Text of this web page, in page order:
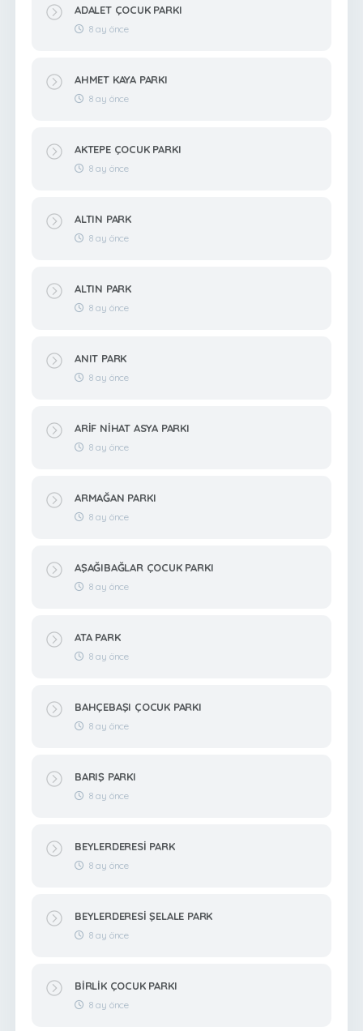
ADALET ÇOCUK PARKI
8 ay önce
AHMET KAYA PARKI
8 ay önce
AKTEPE ÇOCUK PARKI
8 ay önce
ALTIN PARK
8 ay önce
ALTIN PARK
8 ay önce
ANIT PARK
8 ay önce
ARİF NİHAT ASYA PARKI
8 ay önce
ARMAĞAN PARKI
8 ay önce
AŞAĞIBAĞLAR ÇOCUK PARKI
8 ay önce
ATA PARK
8 ay önce
BAHÇEBAŞI ÇOCUK PARKI
8 ay önce
BARIŞ PARKI
8 ay önce
BEYLERDERESİ PARK
8 ay önce
BEYLERDERESİ ŞELALE PARK
8 ay önce
BİRLİK ÇOCUK PARKI
8 ay önce